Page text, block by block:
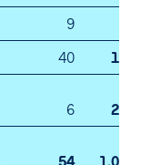
9
40
159
6
209
54 1.058